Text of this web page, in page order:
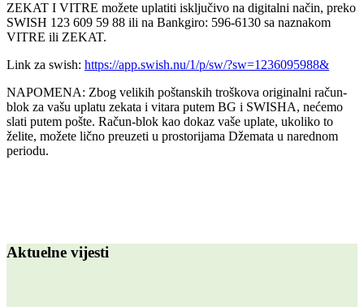
ZEKAT I VITRE možete uplatiti isključivo na digitalni način, preko
SWISH 123 609 59 88 ili na Bankgiro: 596-6130 sa naznakom
VITRE ili ZEKAT.
Link za swish: https://app.swish.nu/1/p/sw/?sw=1236095988&
NAPOMENA: Zbog velikih poštanskih troškova originalni račun-
blok za vašu uplatu zekata i vitara putem BG i SWISHA, nećemo
slati putem pošte. Račun-blok kao dokaz vaše uplate, ukoliko to
želite, možete lično preuzeti u prostorijama Džemata u narednom
periodu.
Aktuelne vijesti